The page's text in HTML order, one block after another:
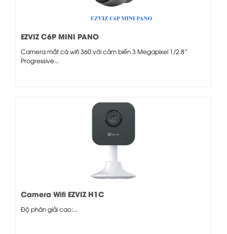
EZVIZ C6P MINI PANO
Camera mắt cá wifi 360 với cảm biến 3 Megapixel 1/2.8”
Progressive...
Camera Wifi EZVIZ H1C
Độ phân giải cao:...